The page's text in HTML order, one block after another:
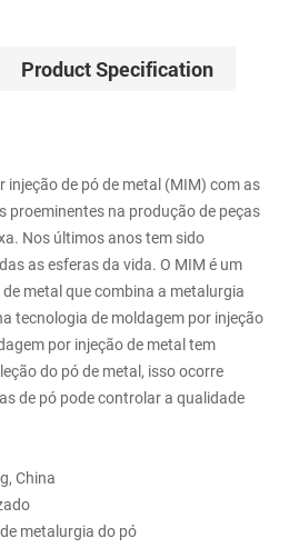
Product Specification
injeção de pó de metal (MIM) com as
proeminentes na produção de peças
Nos últimos anos tem sido
as esferas da vida. O MIM é um
metal que combina a metalurgia
tecnologia de moldagem por injeção
por injeção de metal tem
do pó de metal, isso ocorre
de pó pode controlar a qualidade
China
metalurgia do pó